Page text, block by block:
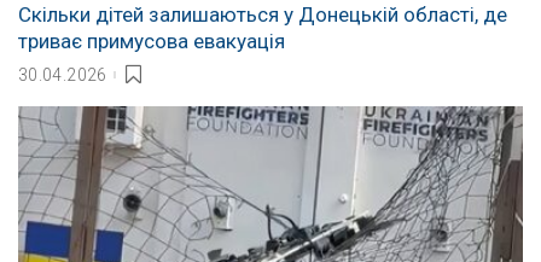
Скільки дітей залишаються у Донецькій області, де
триває примусова евакуація
30.04.2026